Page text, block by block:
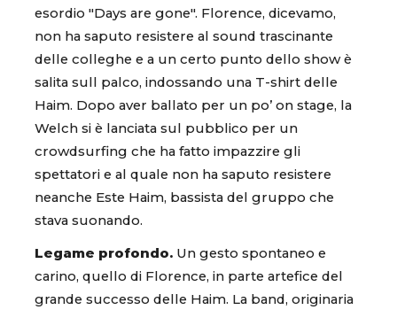
esordio "Days are gone". Florence, dicevamo,
non ha saputo resistere al sound trascinante
delle colleghe e a un certo punto dello show è
salita sull palco, indossando una T-shirt delle
Haim. Dopo aver ballato per un po’ on stage, la
Welch si è lanciata sul pubblico per un
crowdsurfing che ha fatto impazzire gli
spettatori e al quale non ha saputo resistere
neanche Este Haim, bassista del gruppo che
stava suonando.
Legame profondo. Un gesto spontaneo e
carino, quello di Florence, in parte artefice del
grande successo delle Haim. La band, originaria